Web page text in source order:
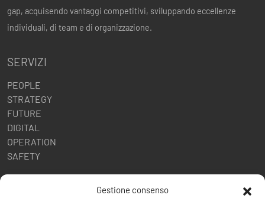
Gestione consenso
gap, acquisendo vantaggi competitivi, sviluppando eccellenze
individuali, di team e di organizzazione.
SERVIZI
PEOPLE
STRATEGY
FUTURE
DIGITAL
OPERATION
SAFETY
POLITICHE AZIENDALI